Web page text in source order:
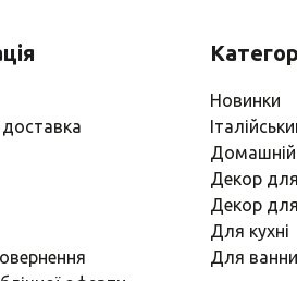
Новинки
Домашній
Декор
Декор
Для кухні
Для ванни